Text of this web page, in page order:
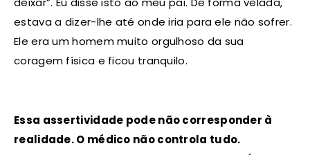
estava a dizer-lhe até onde iria para ele não sofrer.
Ele era um homem muito orgulhoso da sua
coragem física e ficou tranquilo.
Essa assertividade pode não corresponder à
realidade. O médico não controla tudo.